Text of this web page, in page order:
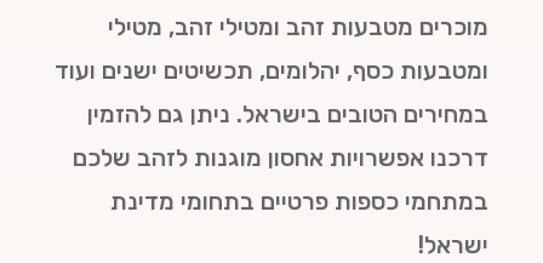
מוכרים מטבעות זהב ומטילי זהב, מטילי
ומטבעות כסף, יהלומים, תכשיטים ישנים ועוד
במחירים הטובים בישראל. ניתן גם להזמין
דרכנו אפשרויות אחסון מוגנות לזהב שלכם
במתחמי כספות פרטיים בתחומי מדינת
ישראל!